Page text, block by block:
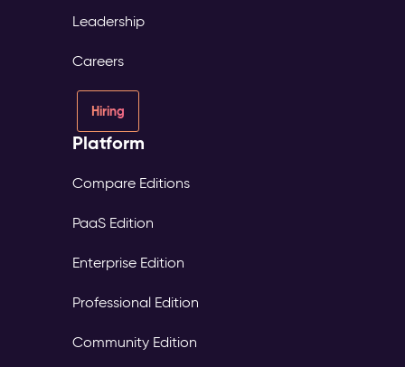
Leadership
Careers
Hiring
Platform
Compare Editions
PaaS Edition
Enterprise Edition
Professional Edition
Community Edition